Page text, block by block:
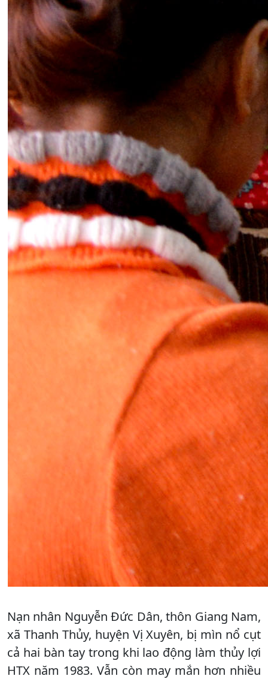
Nạn nhân Nguyễn Đức Dân, thôn Giang Nam,
xã Thanh Thủy, huyện Vị Xuyên, bị mìn nổ cụt
cả hai bàn tay trong khi lao động làm thủy lợi
HTX năm 1983. Vẫn còn may mắn hơn nhiều